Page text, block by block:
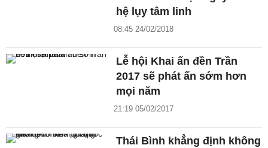
hệ lụy tâm linh
08:45 24/02/2018
Lễ hội Khai ấn đền Trần
2017 sẽ phát ấn sớm hơn
mọi năm
21:19 05/02/2017
Thái Bình khẳng định không